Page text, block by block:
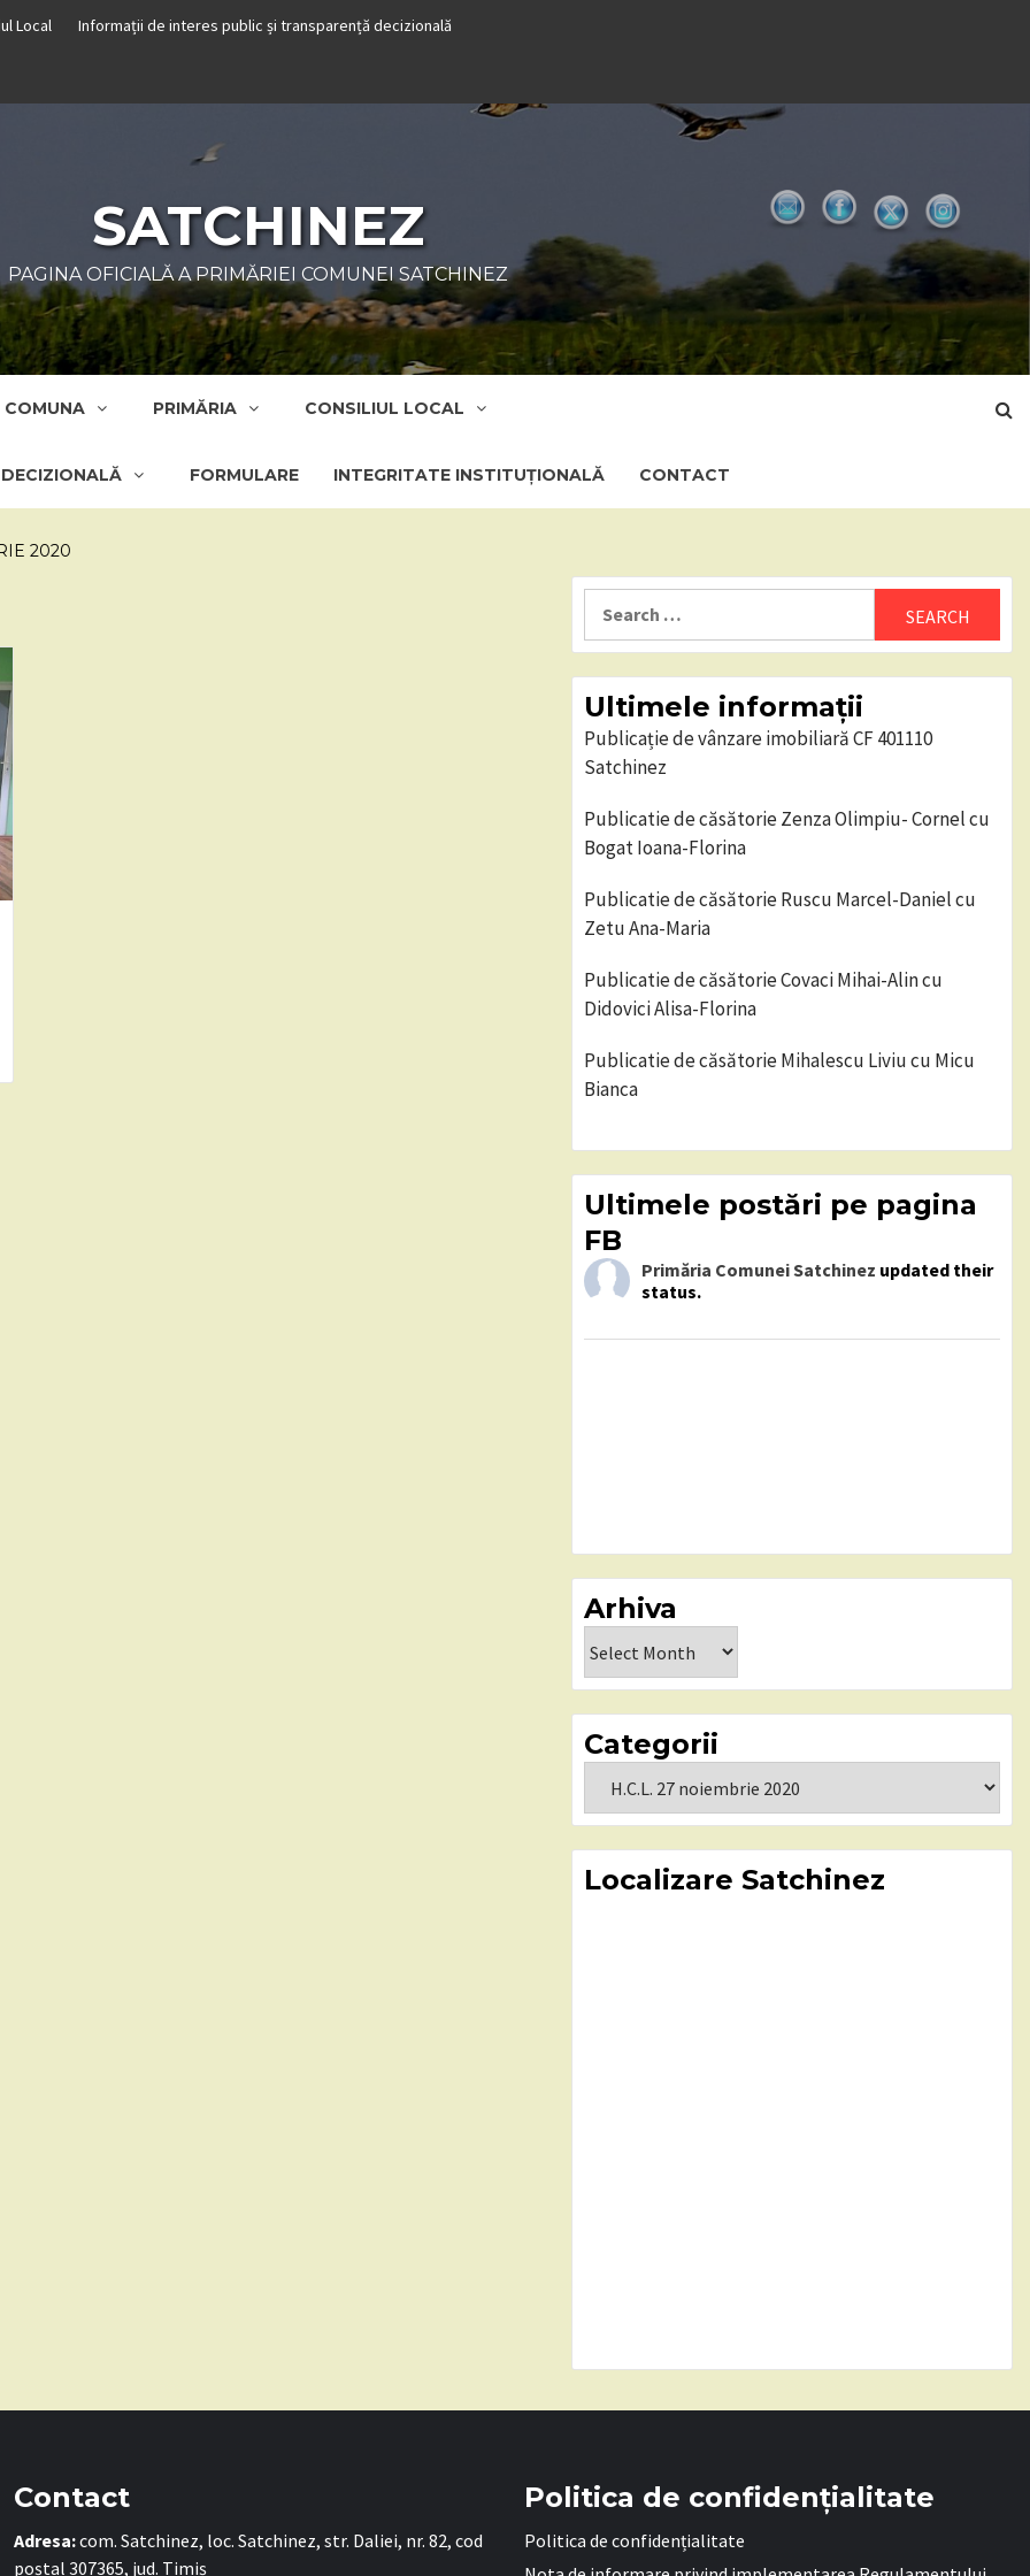
Local Informații de interes public și transparență decizională
SATCHINEZ
PAGINA OFICIALĂ A PRIMĂRIEI COMUNEI SATCHINEZ
COMUNA PRIMĂRIA CONSILIUL LOCAL
FORMULARE INTEGRITATE INSTITUȚIONALĂ CONTACT
2020
Ultimele informații
Publicație de vânzare imobiliară CF 401110
Satchinez
Publicatie de căsătorie Zenza Olimpiu- Cornel cu
Bogat Ioana-Florina
Publicatie de căsătorie Ruscu Marcel-Daniel cu
Zetu Ana-Maria
Publicatie de căsătorie Covaci Mihai-Alin cu
Didovici Alisa-Florina
Publicatie de căsătorie Mihalescu Liviu cu Micu
Bianca
Ultimele postări pe pagina
FB
Primăria Comunei Satchinez updated their
status.
Arhiva
Categorii
Localizare Satchinez
Contact
Adresa:com. Satchinez, loc. Satchinez, str. Daliei, nr. 82, cod
poștal 307365, jud. Timiș
Politica de confidențialitate
Politica de confidențialitate